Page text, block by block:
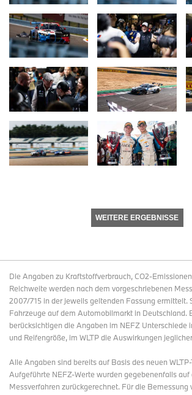
WEITERE ERGEBNISSE
Die Angaben zu Kraftstoffverbrauch, CO2-
Reichweite werden nach dem vorgeschriebenen
2007/715 in der jeweils geltenden Fassung ermittelt.
Fahrzeuge auf dem Automobilmarkt in Deutschland.
berücksichtigen die Angaben im NEFZ Unterschiede
und Reifengröße, im WLTP die Auswirkungen
Alle Angaben sind bereits auf Basis des neuen
Aufgeführte NEFZ-Werte wurden gegebenenfalls auf
Messverfahren zurückgerechnet. Für die Bemessung